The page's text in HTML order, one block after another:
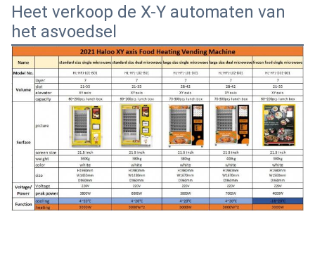
Heet verkoop de X-Y automaten van
het asvoedsel